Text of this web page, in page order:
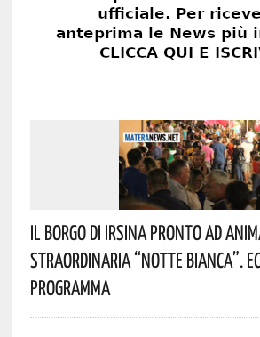
Il Borgo Di Irsina Pronto Ad
Straordinaria “Notte Bianca”.
Programma